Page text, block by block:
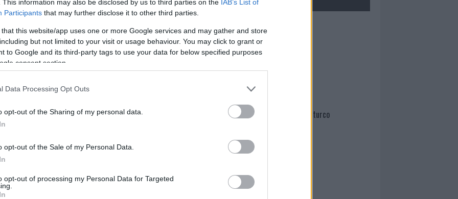
This information may also be disclosed by us to third parties on the IAB’s List of
Participants that may further disclose it to other third parties.
that this website/app uses one or more Google services and may gather and store
but not limited to your visit or usage behaviour. You may click to grant or
to Google and its third-party tags to use your data for below specified purposes
consent section.
Data Processing Opt Outs
opt-out of the Sharing of my personal data.
opt-out of the Sale of my Personal Data.
opt-out of processing my Personal Data for Targeted
calciatore Christian Vieri hanno chiamato la
Alena Seredova ha scelto Vivienne
Riccardo Scamarcio ha chiamato Emily
mentre Clio Zammatteo (Clio MakeUp),
seconda bambina.
con nomi più “semplici”: Mia, figlia di
e nuotatore; Carlotta, primogenita
Daniele e Azzurra, figlia degli influencer
i nomi italiani più particolari
e compositore Mario Biondi
anche da chi ci ha lasciati nel
per il proprio bambino può venire anche
che ci hanno lasciato
possano “ereditare” il talento:
primo su
Mario Malu
Paolo Pinna
Martina Agostina Diturco